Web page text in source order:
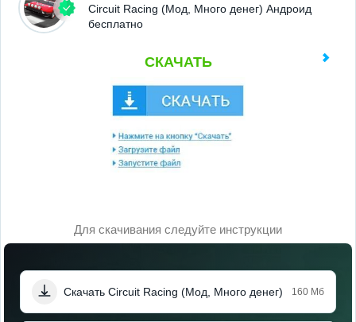
Circuit Racing (Мод, Много денег) Андроид
бесплатно
СКАЧАТЬ
Для скачивания следуйте инструкции
Скачать Circuit Racing (Мод, Много денег) 160 Мб